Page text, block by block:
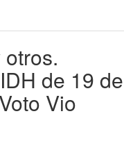
de 19 de
Vio